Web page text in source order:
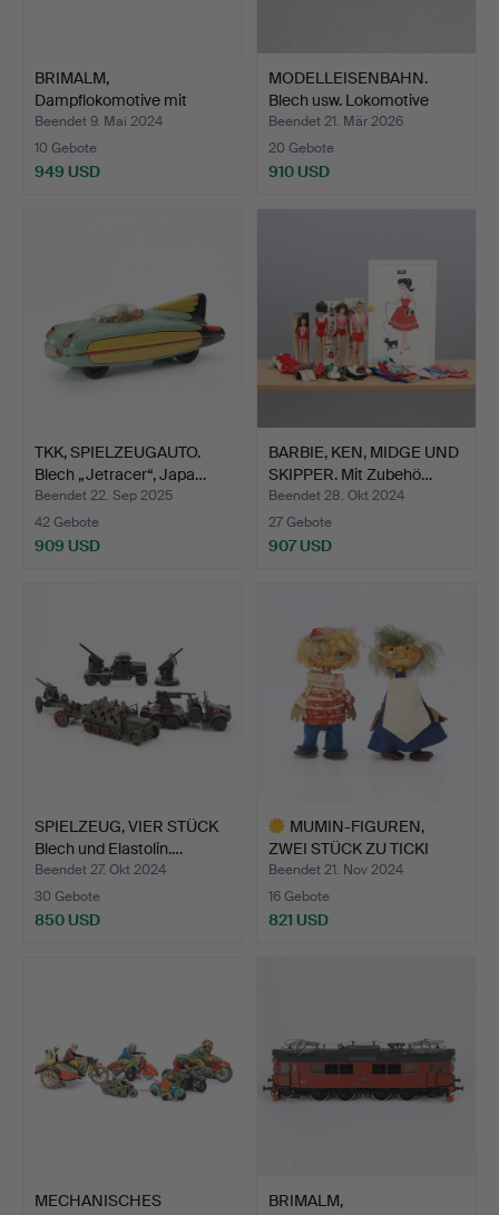
BRIMALM,
Dampflokomotive mit
Tender, H0, B…
Beendet 9. Mai 2024
10 Gebote
949 USD
MODELLEISENBAHN.
Blech usw. Lokomotive
mit…
Beendet 21. Mär 2026
20 Gebote
910 USD
TKK, SPIELZEUGAUTO.
Blech „Jetracer“, Japa…
Beendet 22. Sep 2025
42 Gebote
909 USD
BARBIE, KEN, MIDGE UND
SKIPPER. Mit Zubehö…
Beendet 28. Okt 2024
27 Gebote
907 USD
SPIELZEUG, VIER STÜCK
Blech und Elastolin.…
Beendet 27. Okt 2024
30 Gebote
850 USD
MUMIN-FIGUREN,
ZWEI STÜCK ZU TICKI
UND MIS…
Beendet 21. Nov 2024
16 Gebote
821 USD
MECHANISCHES
BRIMALM,